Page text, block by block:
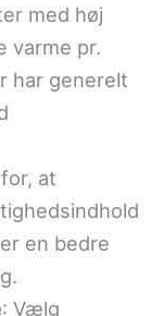
med høj
varme pr.
har generelt
at
en bedre
: Vælg